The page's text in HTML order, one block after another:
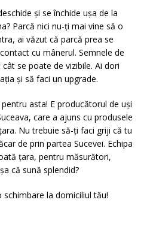
și se închide ușa de la
Parcă nici nu-ți mai vine să o
ai văzut că parcă prea se
cu mânerul. Semnele de
se poate de vizibile. Ai dori
și să faci un upgrade.
asta! E producătorul de uși
care a ajuns cu produsele
Nu trebuie să-ți faci griji că tu
de prin partea Sucevei. Echipa
țara, pentru măsurători,
că sună splendid?
la domiciliul tău!